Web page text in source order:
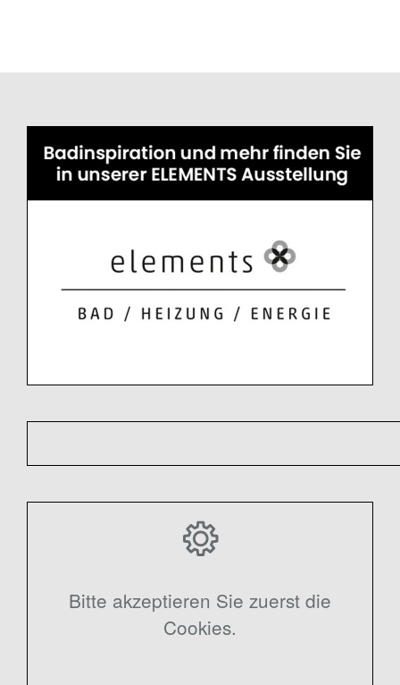
Bitte akzeptieren Sie zuerst die
Cookies.